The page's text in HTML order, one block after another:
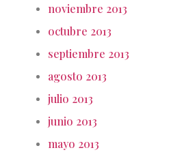
noviembre 2013
octubre 2013
septiembre 2013
agosto 2013
julio 2013
junio 2013
mayo 2013